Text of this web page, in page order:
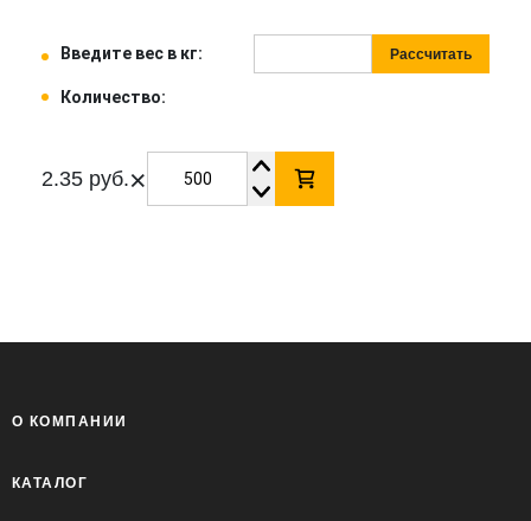
Введите вес в кг: Рассчитать
Количество:
2.35 руб.×
О КОМПАНИИ
КАТАЛОГ